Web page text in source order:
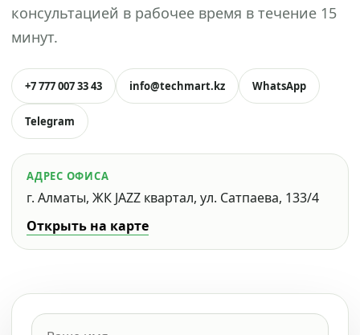
консультацией в рабочее время в течение 15
минут.
+7 777 007 33 43 info@techmart.kz WhatsApp
Telegram
АДРЕС ОФИСА
г. Алматы, ЖК JAZZ квартал, ул. Сатпаева, 133/4
Открыть на карте